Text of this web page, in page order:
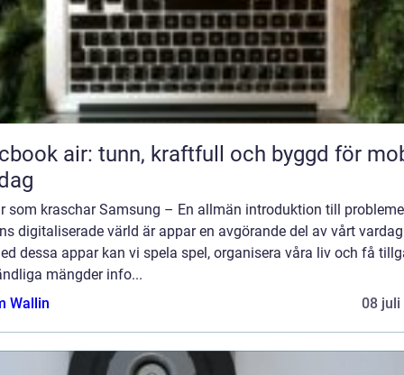
air: tunn, kraftfull och byggd för
som kraschar Samsung – En allmän introduktion till
digitaliserade värld är appar en avgörande del av vårt
dessa appar kan vi spela spel, organisera våra liv och få
mängder info...
Wallin
08 juli